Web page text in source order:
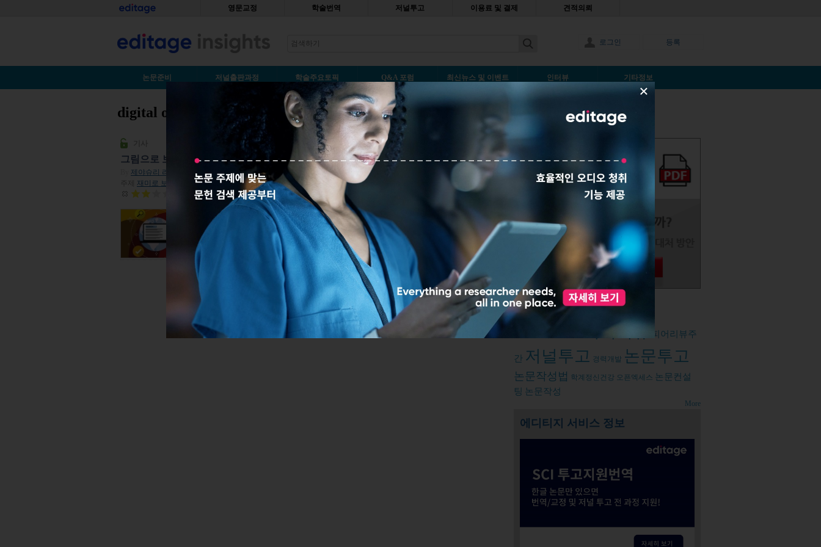
홈 영문교정 학술번역 저널투고 이용료 및 결제 견적의뢰
로그인 등록
논문준비 저널출판과정 학술주요토픽 Q&A 포럼 최신뉴스 및 이벤트 인터뷰 기타정보
You are here
digital object identifier
그림으로 보는 DOI에 관한 모든 것
제야슈리 라자고팔란 | 2016년 02월 26일
덧글남기기
재미로 보는 기사 | 조회수 14,790
평점:1.7
갈수록 논문의 숫자는 늘어가면서 출판된 논문을 찾고 온라인에서 열람할 수 있도록 하는 것이
힘들어지고 있습니다. 게다가 웹페이지가 업데이트되고 논문의 링크가 잘 못되어 더는 볼 수
없는 경우가 생길 때도 있습니다. DOI(Digital Object Identifiers)는 이런 문제를 간단히 해결해 줄
수 있습니다. 아래 인포그래픽을 통하여 DOI에 대해...자세히보기
Related tags
피어리뷰 피어리뷰주
간 저널투고 경력개발 논문투고
논문작성법 학계정신건강 오픈엑세스 논문컨설
팅 논문작성
More
에디티지 서비스 정보
×